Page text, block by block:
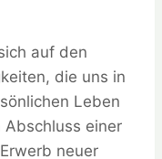
auf den
die uns in
Leben
Abschluss einer
neuer